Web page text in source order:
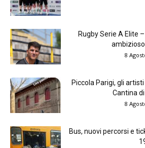
Rugby Serie A Elite
8
Piccola Parigi, gli
Cantina
8
Bus, nuovi percorsi e